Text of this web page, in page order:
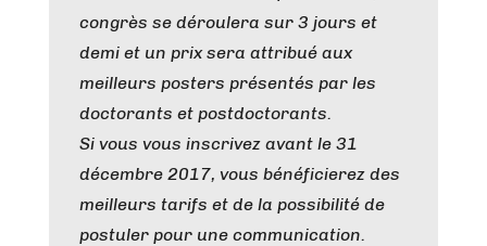
congrès se déroulera sur 3 jours et
demi et un prix sera attribué aux
meilleurs posters présentés par les
doctorants et postdoctorants.
Si vous vous inscrivez avant le 31
décembre 2017, vous bénéficierez des
meilleurs tarifs et de la possibilité de
postuler pour une communication.